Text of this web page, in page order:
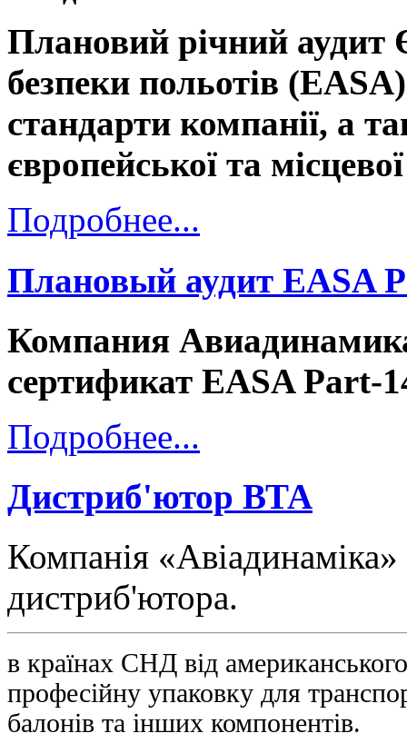
Плановий річний аудит
безпеки польотів
стандарти компанії, а
європейської та
Подробнее...
Плановый аудит EASA
Компания
сертификат EASA Part-
Подробнее...
Дистриб'ютор ВТА
Компанія «Авіадинаміка»
дистриб'ютора.
в країнах СНД від
професійну упаковку для
балонів та інших компонентів.